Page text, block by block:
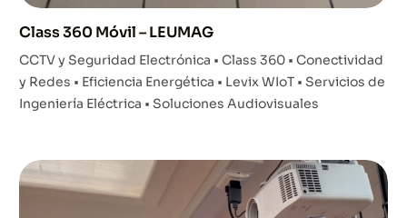
Class 360 Móvil – LEUMAG
CCTV y Seguridad Electrónica • Class 360 • Conectividad
y Redes • Eficiencia Energética • Levix WIoT • Servicios de
Ingeniería Eléctrica • Soluciones Audiovisuales